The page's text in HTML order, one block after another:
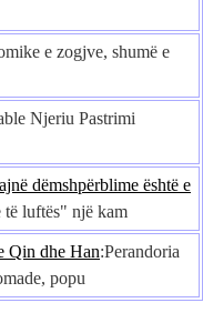
e zogjve, shumë e
Njeriu Pastrimi
dëmshpërblime është e
të luftës" një kam
Qin dhe Han:Perandoria
popu